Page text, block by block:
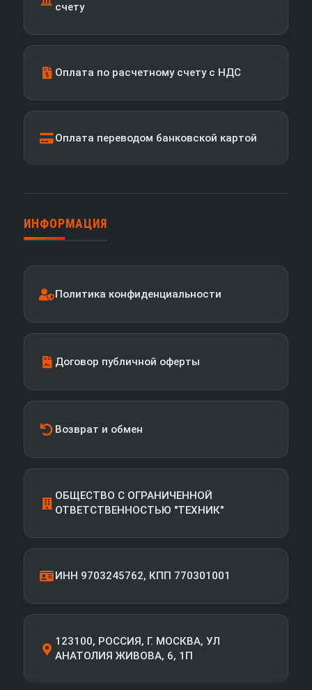
счету
Оплата по расчетному счету с НДС
Оплата переводом банковской картой
ИНФОРМАЦИЯ
Политика конфиденциальности
Договор публичной оферты
Возврат и обмен
ОБЩЕСТВО С ОГРАНИЧЕННОЙ
ОТВЕТСТВЕННОСТЬЮ "ТЕХНИК"
ИНН 9703245762, КПП 770301001
123100, РОССИЯ, Г. МОСКВА, УЛ
АНАТОЛИЯ ЖИВОВА, 6, 1П